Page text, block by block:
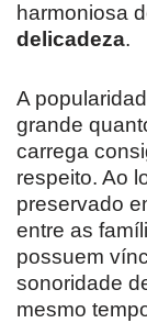
harmoniosa
delicadeza.
A
grande
carrega
respeito. Ao
preservado
entre as
possuem
sonoridade
mesmo